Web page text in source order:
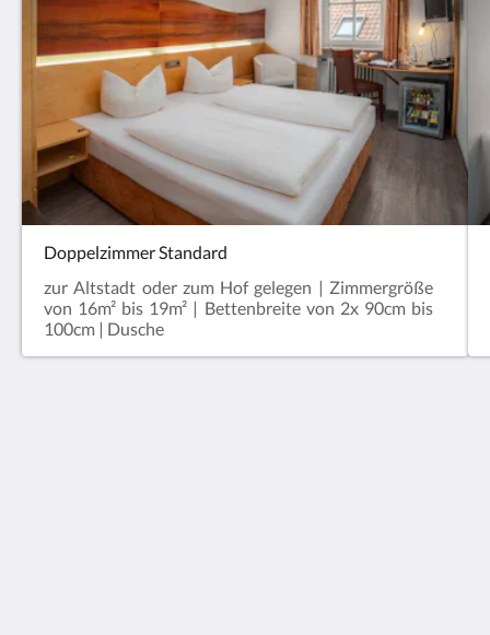
Doppelzimmer Standard
zur Altstadt oder zum Hof gelegen | Zimmergröße
von 16m² bis 19m² | Bettenbreite von 2x 90cm bis
100cm | Dusche